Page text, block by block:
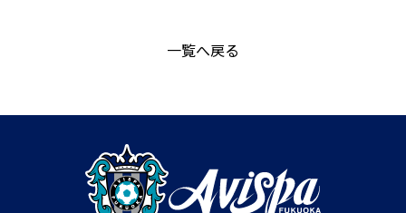
一覧へ戻る